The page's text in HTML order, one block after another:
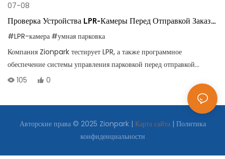
07-08
Проверка Устройства LPR-Камеры Перед Отправкой Заказа
В Венгрию
#LPR-камера #умная парковка
Компания Zionpark тестирует LPR, а также программное
обеспечение системы управления парковкой перед отправкой
продукции венгерскому заказчику.
105 0
Авторские права © 2025 Zionpark | Карта сайта| Политика
конфиденциальности